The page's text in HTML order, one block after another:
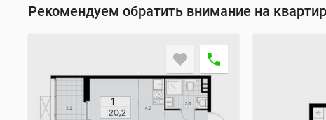
Рекомендуем обратить внимание на